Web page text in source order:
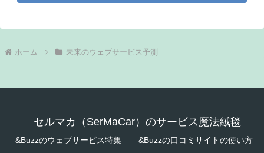
ホーム 未来のウェブサービス予測
セルマカ（SerMaCar）のサービス魔法絨毯
&Buzzのウェブサービス特集
&Buzzの口コミサイトの使い方